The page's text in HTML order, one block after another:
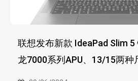
联想发布新款 IdeaPad Slim
龙7000系列APU、13/15两种